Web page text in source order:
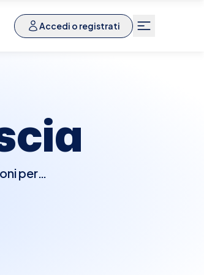
Accedi o registrati
per
è